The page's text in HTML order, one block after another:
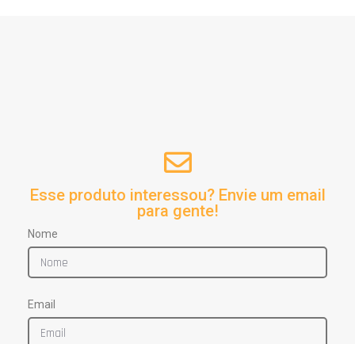
Esse produto interessou? Envie um email
para gente!
Nome
Email